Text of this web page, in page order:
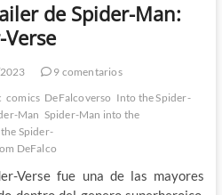
de Spider-Man:
9 comentarios
comics DeFalcoverso Into the Spider-
Man Spider-Man into the
Spider-
DeFalco
Verse fue una de las mayores